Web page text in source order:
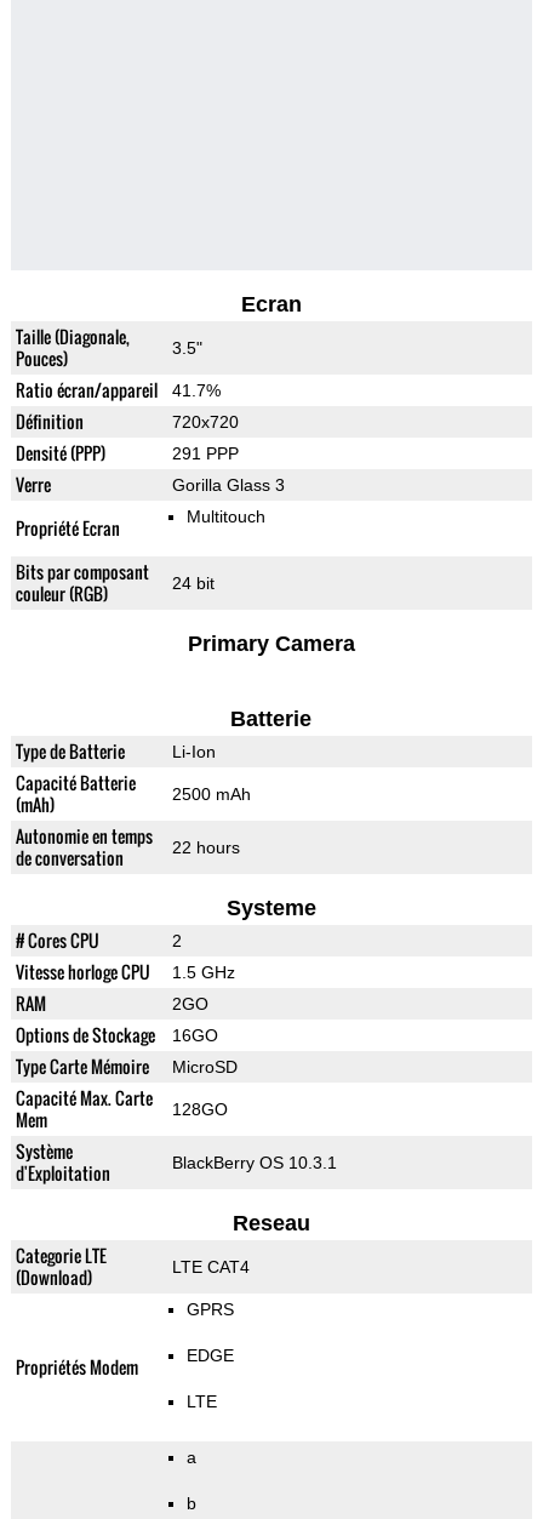
Ecran
Taille (Diagonale,
Pouces)
3.5"
Ratio écran/appareil 41.7%
Définition 720x720
Densité (PPP) 291 PPP
Verre Gorilla Glass 3
Propriété Ecran Multitouch
Bits par composant
couleur (RGB)
24 bit
Primary Camera
Batterie
Type de Batterie Li-Ion
Capacité Batterie
(mAh)
2500 mAh
Autonomie en temps
de conversation
22 hours
Systeme
# Cores CPU 2
Vitesse horloge CPU 1.5 GHz
RAM 2GO
Options de Stockage 16GO
Type Carte Mémoire MicroSD
Capacité Max. Carte
Mem
128GO
Système
d'Exploitation
BlackBerry OS 10.3.1
Reseau
Categorie LTE
(Download)
LTE CAT4
Propriétés Modem
GPRS
EDGE
LTE
a
b